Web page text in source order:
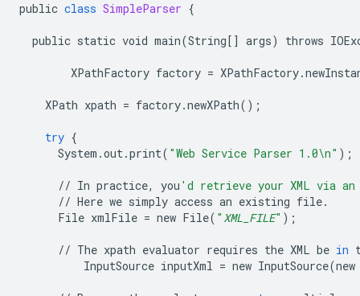
public class SimpleParser {
public static void main(String[] args) throws
XPathFactory factory = XPathFactory.
XPath xpath = factory.newXPath();
try {
System .out.print( "Web Service Parser 1.0\n" );
// In practice, you 'd retrieve your XML via an
// Here we simply access an existing file.
File xmlFile = new File( " XML_FILE" );
// The xpath evaluator requires the XML be in
InputSource inputXml = new InputSource(new